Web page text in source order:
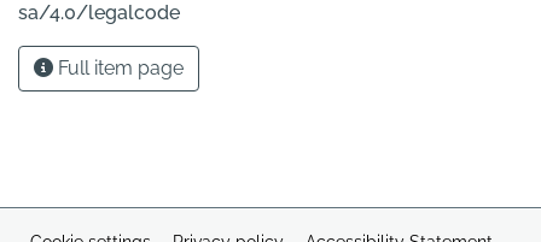
sa/4.0/legalcode
Full item page